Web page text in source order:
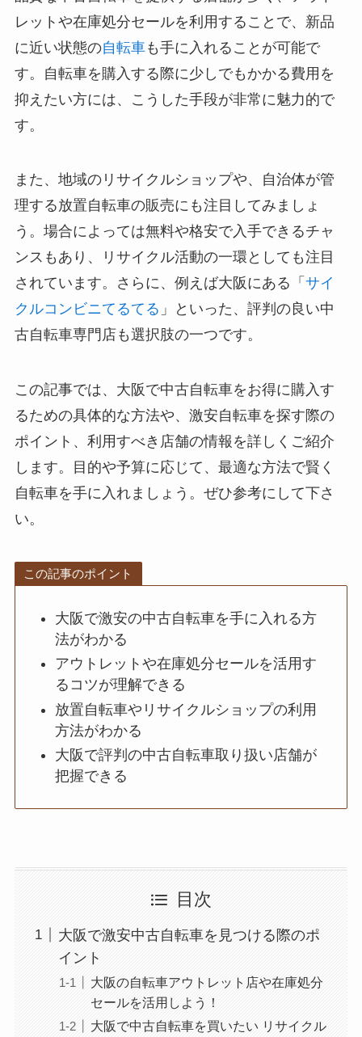
レットや在庫処分セールを利用することで、新品
に近い状態の自転車も手に入れることが可能で
す。自転車を購入する際に少しでもかかる費用を
抑えたい方には、こうした手段が非常に魅力的で
す。
また、地域のリサイクルショップや、自治体が管
理する放置自転車の販売にも注目してみましょ
う。場合によっては無料や格安で入手できるチャ
ンスもあり、リサイクル活動の一環としても注目
されています。さらに、例えば大阪にある「 サイ
クルコンビニてるてる 」といった、評判の良い中
古自転車専門店も選択肢の一つです。
この記事では、大阪で中古自転車をお得に購入す
るための具体的な方法や、激安自転車を探す際の
ポイント、利用すべき店舗の情報を詳しくご紹介
します。目的や予算に応じて、最適な方法で賢く
自転車を手に入れましょう。ぜひ参考にして下さ
い。
この記事のポイント
大阪で激安の中古自転車を手に入れる方
法がわかる
アウトレットや在庫処分セールを活用す
るコツが理解できる
放置自転車やリサイクルショップの利用
方法がわかる
大阪で評判の中古自転車取り扱い店舗が
把握できる
目次
大阪で激安中古自転車を見つける際のポ
イント
大阪の自転車アウトレット店や在庫処分
セールを活用しよう！
大阪で中古自転車を買いたい リサイクル